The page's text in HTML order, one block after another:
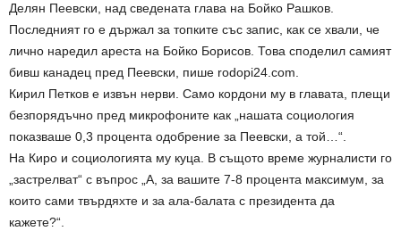
Делян Пеевски, над сведената глава на Бойко Рашков.
Последният го е държал за топките със запис, как се хвали, че
лично наредил ареста на Бойко Борисов. Това споделил самият
бивш канадец пред Пеевски, пише rodopi24.com.
Кирил Петков е извън нерви. Само кордони му в главата, плещи
безпорядъчно пред микрофоните как „нашата социология
показваше 0,3 процента одобрение за Пеевски, а той…“.
На Киро и социологията му куца. В същото време журналисти го
„застрелват“ с въпрос „А, за вашите 7-8 процента максимум, за
които сами твърдяхте и за ала-балата с президента да
кажете?“.